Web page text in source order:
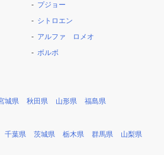
プジョー
シトロエン
アルファ ロメオ
ボルボ
城県 秋田県 山形県 福島県
千葉県 茨城県 栃木県 群馬県 山梨県